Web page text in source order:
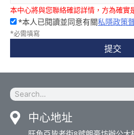
本中心將與您聯絡確認詳情，方為確實
*本人已閱讀並同意有關私隱政策
*必需填寫
提交
中心地址